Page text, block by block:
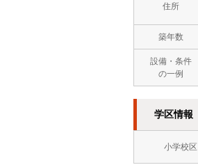
住所
築年数
設備・条件
の一例
学区情報
小学校区